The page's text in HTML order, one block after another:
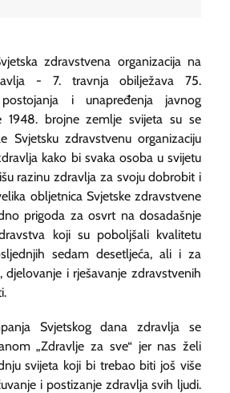
zdravstvena organizacija na
- 7. travnja obilježava 75.
i unapređenja javnog
1948. brojne zemlje svijeta su se
Svjetsku zdravstvenu organizaciju
kako bi svaka osoba u svijetu
razinu zdravlja za svoju dobrobit i
obljetnica Svjetske zdravstvene
prigoda za osvrt na dosadašnje
koji su poboljšali kvalitetu
sedam desetljeća, ali i za
djelovanje i rješavanje zdravstvenih
Svjetskog dana zdravlja se
„Zdravlje za sve“ jer nas želi
svijeta koji bi trebao biti još više
i postizanje zdravlja svih ljudi.